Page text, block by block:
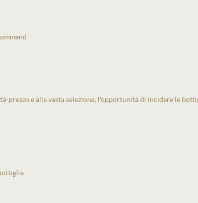
e alla vasta selezione, l'opportunità di incidere le